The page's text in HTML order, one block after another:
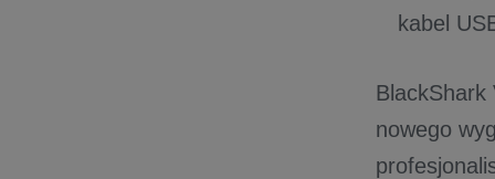
kabel
BlackShark
nowego